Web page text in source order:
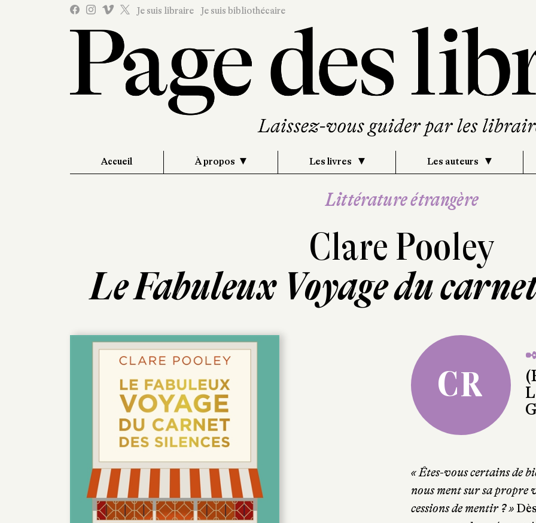
Je suis libraire Je suis bibliothécaire
Accueil À propos Les livres Les auteurs
Littérature étrangère
Clare Pooley
Le Fabuleux Voyage du
CR
« Êtes-vous certains de
nous ment sur sa propre
cessions de mentir ?»